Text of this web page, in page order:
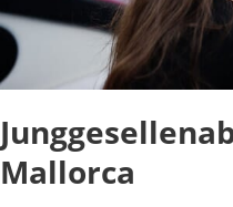
Mallorca